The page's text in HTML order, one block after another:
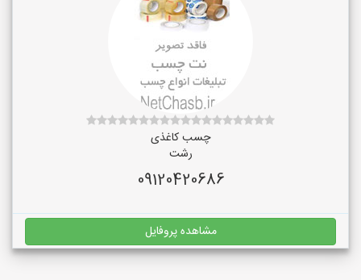
چسب کاغذی
رشت
09120420686
مشاهده پروفایل